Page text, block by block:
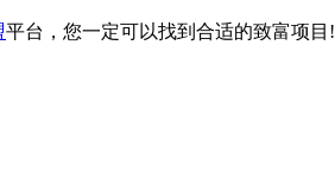
平台，您一定可以找到合适的致富项目!